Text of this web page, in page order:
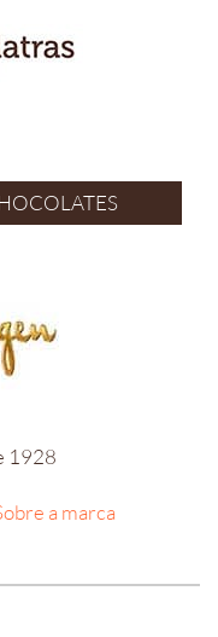
1928
a marca